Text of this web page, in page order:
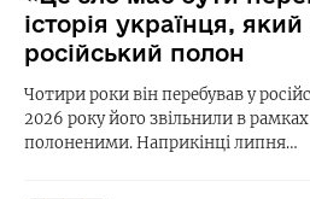
історія українця,
російський полон
Чотири роки він перебував у
2026 року його звільнили в
полоненими. Наприкінці липня…